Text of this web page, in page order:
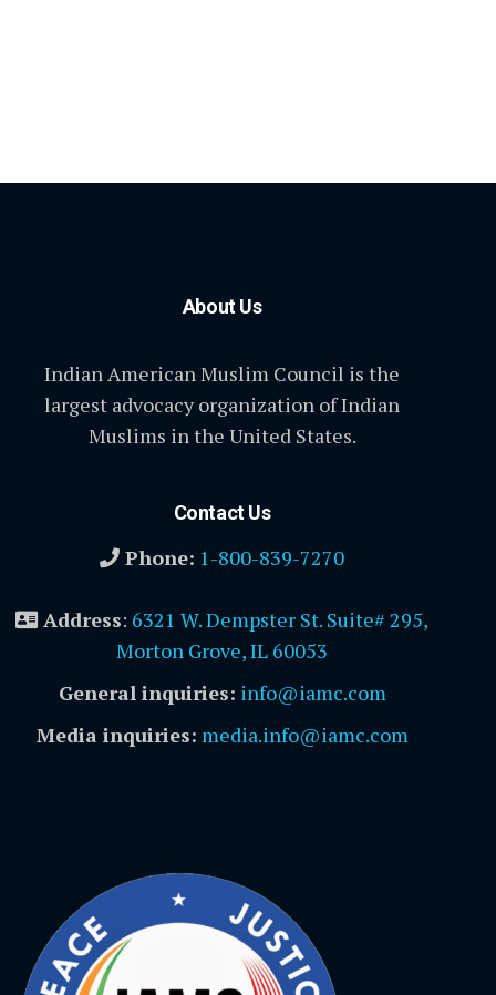
About Us
Indian American Muslim Council is the
largest advocacy organization of Indian
Muslims in the United States.
Contact Us
Phone: 1-800-839-7270
Address: 6321 W. Dempster St. Suite# 295,
Morton Grove, IL 60053
General inquiries: info@iamc.com
Media inquiries: media.info@iamc.com